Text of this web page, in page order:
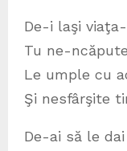
De-i laşi
Tu ne-
Le umple cu
Şi nesfârşite
De-ai să le